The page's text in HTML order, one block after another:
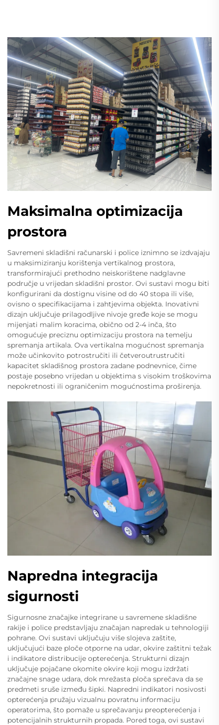
Maksimalna optimizacija
prostora
Savremeni skladišni računarski i police iznimno se izdvajaju
u maksimiziranju korištenja vertikalnog prostora,
transformirajući prethodno neiskorištene nadglavne
područje u vrijedan skladišni prostor. Ovi sustavi mogu biti
konfigurirani da dostignu visine od do 40 stopa ili više,
ovisno o specifikacijama i zahtjevima objekta. Inovativni
dizajn uključuje prilagodljive nivoje gređe koje se mogu
mijenjati malim koracima, obično od 2-4 inča, što
omogućuje preciznu optimizaciju prostora na temelju
spremanja artikala. Ova vertikalna mogućnost spremanja
može učinkovito potrostručiti ili četveroutrustručiti
kapacitet skladišnog prostora zadane podnevnice, čime
postaje posebno vrijedan u objektima s visokim troškovima
nepokretnosti ili ograničenim mogućnostima proširenja.
Napredna integracija
sigurnosti
Sigurnosne značajke integrirane u savremene skladišne
rakije i police predstavljaju značajan napredak u tehnologiji
pohrane. Ovi sustavi uključuju više slojeva zaštite,
uključujući baze ploče otporne na udar, okvire zaštitni težak
i indikatore distribucije opterećenja. Strukturni dizajn
uključuje pojačane okomite okvire koji mogu izdržati
značajne snage udara, dok mrežasta ploča sprečava da se
predmeti sruše između šipki. Napredni indikatori nosivosti
opterećenja pružaju vizualnu povratnu informaciju
operatorima, što pomaže u sprečavanju preopterećenja i
potencijalnih strukturnih propada. Pored toga, ovi sustavi